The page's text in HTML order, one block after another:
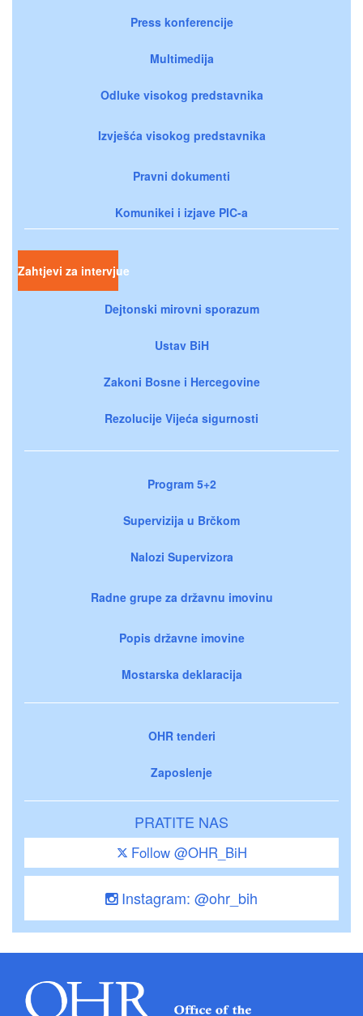
Press konferencije
Multimedija
Odluke visokog predstavnika
Izvješća visokog predstavnika
Pravni dokumenti
Komunikei i izjave PIC-a
Zahtjevi za intervjue
Dejtonski mirovni sporazum
Ustav BiH
Zakoni Bosne i Hercegovine
Rezolucije Vijeća sigurnosti
Program 5+2
Supervizija u Brčkom
Nalozi Supervizora
Radne grupe za državnu imovinu
Popis državne imovine
Mostarska deklaracija
OHR tenderi
Zaposlenje
PRATITE NAS
Follow @OHR_BiH
Instagram: @ohr_bih